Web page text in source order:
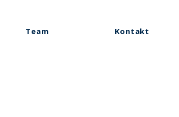
Team Kontakt